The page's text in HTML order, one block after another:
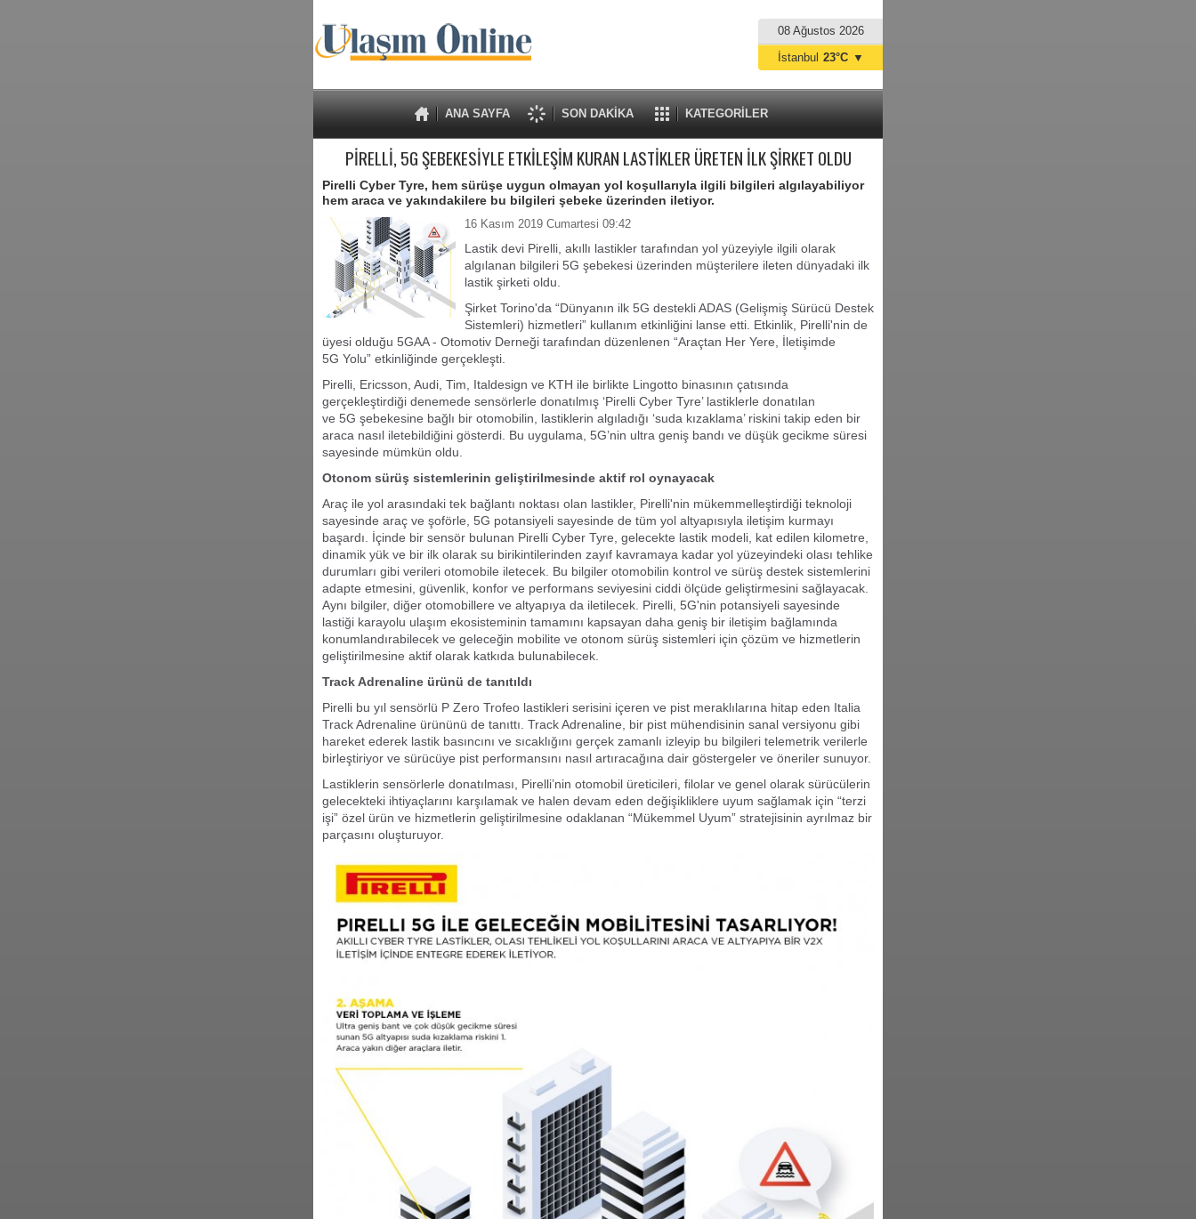
08 Ağustos 2026
ANA SAYFA SON DAKİKA KATEGORİLER
İstanbul 23°C ▼
PİRELLİ, 5G ŞEBEKESİYLE ETKİLEŞİM KURAN LASTİKLER ÜRETEN İLK ŞİRKET OLDU
Pirelli Cyber Tyre, hem sürüşe uygun olmayan yol koşullarıyla ilgili bilgileri algılayabiliyor
hem araca ve yakındakilere bu bilgileri şebeke üzerinden iletiyor.
16 Kasım 2019 Cumartesi 09:42
Lastik devi Pirelli, akıllı lastikler tarafından yol yüzeyiyle ilgili olarak
algılanan bilgileri 5G şebekesi üzerinden müşterilere ileten dünyadaki ilk
lastik şirketi oldu.
Şirket Torino'da “Dünyanın ilk 5G destekli ADAS (Gelişmiş Sürücü Destek
Sistemleri) hizmetleri” kullanım etkinliğini lanse etti. Etkinlik, Pirelli'nin de
üyesi olduğu 5GAA - Otomotiv Derneği tarafından düzenlenen “Araçtan Her Yere, İletişimde
5G Yolu” etkinliğinde gerçekleşti.
Pirelli, Ericsson, Audi, Tim, Italdesign ve KTH ile birlikte Lingotto binasının çatısında
gerçekleştirdiği denemede sensörlerle donatılmış ‘Pirelli Cyber Tyre’ lastiklerle donatılan
ve 5G şebekesine bağlı bir otomobilin, lastiklerin algıladığı ‘suda kızaklama’ riskini takip eden bir
araca nasıl iletebildiğini gösterdi. Bu uygulama, 5G’nin ultra geniş bandı ve düşük gecikme süresi
sayesinde mümkün oldu.
Otonom sürüş sistemlerinin geliştirilmesinde aktif rol oynayacak
Araç ile yol arasındaki tek bağlantı noktası olan lastikler, Pirelli'nin mükemmelleştirdiği teknoloji
sayesinde araç ve şoförle, 5G potansiyeli sayesinde de tüm yol altyapısıyla iletişim kurmayı
başardı. İçinde bir sensör bulunan Pirelli Cyber Tyre, gelecekte lastik modeli, kat edilen kilometre,
dinamik yük ve bir ilk olarak su birikintilerinden zayıf kavramaya kadar yol yüzeyindeki olası tehlike
durumları gibi verileri otomobile iletecek. Bu bilgiler otomobilin kontrol ve sürüş destek sistemlerini
adapte etmesini, güvenlik, konfor ve performans seviyesini ciddi ölçüde geliştirmesini sağlayacak.
Aynı bilgiler, diğer otomobillere ve altyapıya da iletilecek. Pirelli, 5G'nin potansiyeli sayesinde
lastiği karayolu ulaşım ekosisteminin tamamını kapsayan daha geniş bir iletişim bağlamında
konumlandırabilecek ve geleceğin mobilite ve otonom sürüş sistemleri için çözüm ve hizmetlerin
geliştirilmesine aktif olarak katkıda bulunabilecek.
Track Adrenaline ürünü de tanıtıldı
Pirelli bu yıl sensörlü P Zero Trofeo lastikleri serisini içeren ve pist meraklılarına hitap eden Italia
Track Adrenaline ürününü de tanıttı. Track Adrenaline, bir pist mühendisinin sanal versiyonu gibi
hareket ederek lastik basıncını ve sıcaklığını gerçek zamanlı izleyip bu bilgileri telemetrik verilerle
birleştiriyor ve sürücüye pist performansını nasıl artıracağına dair göstergeler ve öneriler sunuyor.
Lastiklerin sensörlerle donatılması, Pirelli’nin otomobil üreticileri, filolar ve genel olarak sürücülerin
gelecekteki ihtiyaçlarını karşılamak ve halen devam eden değişikliklere uyum sağlamak için “terzi
işi” özel ürün ve hizmetlerin geliştirilmesine odaklanan “Mükemmel Uyum” stratejisinin ayrılmaz bir
parçasını oluşturuyor.